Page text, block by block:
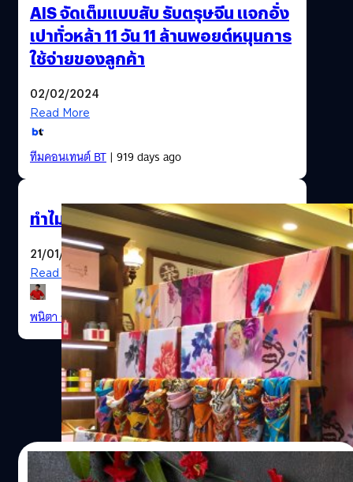
AIS จัดเต็มแบบสับ รับตรุษจีน แจกอั่ง
เปาทั่วหล้า 11 วัน 11 ล้านพอยต์หนุนการ
ใช้จ่ายของลูกค้า
02/02/2024
Read More
ทีมคอนเทนต์ BT| 919 days ago
ทำไมในวันตรุษจีนต้องใส่ชุด ‘กี่เพ้า’ ?
21/01/2023
Read More
พนิตา สืบสมุทร| 1296 days ago
18/01/2023